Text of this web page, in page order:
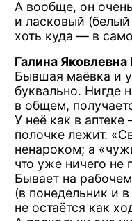
А вообще, он
и ласковый (белый
хоть куда — в
Галина Яковлевна
Бывшая маёвка и
буквально. Нигде
в общем,
У неё как в аптеке
полочке лежит.
ненароком; а
что уже ничего не
Бывает на рабочем
(в понедельник и в
не остаётся как